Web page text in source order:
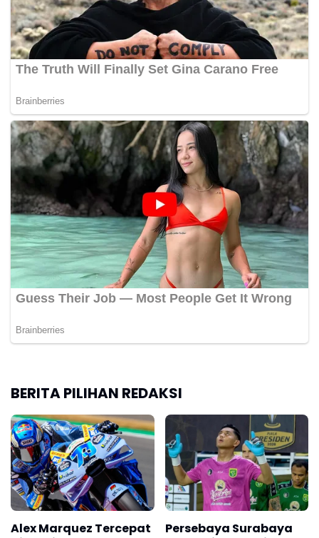
BERITA PILIHAN REDAKSI
Alex Marquez Tercepat
Persebaya Surabaya